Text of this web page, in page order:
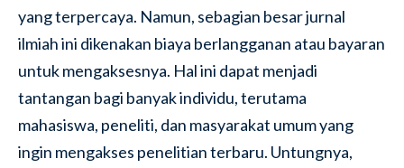
yang terpercaya. Namun, sebagian besar jurnal
ilmiah ini dikenakan biaya berlangganan atau bayaran
untuk mengaksesnya. Hal ini dapat menjadi
tantangan bagi banyak individu, terutama
mahasiswa, peneliti, dan masyarakat umum yang
ingin mengakses penelitian terbaru. Untungnya,